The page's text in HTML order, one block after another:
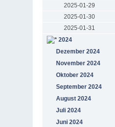
2025-01-29
2025-01-30
2025-01-31
2024
Dezember 2024
November 2024
Oktober 2024
September 2024
August 2024
Juli 2024
Juni 2024